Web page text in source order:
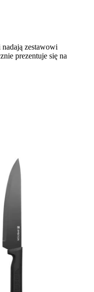
zestawowi
prezentuje się na